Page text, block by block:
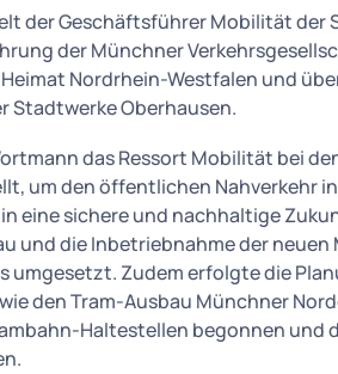
der Geschäftsführer Mobilität der
der Münchner
Nordrhein-Westfalen und
Stadtwerke Oberhausen.
das Ressort Mobilität bei
um den öffentlichen Nahverkehr
eine sichere und nachhaltige
und die Inbetriebnahme der neuen
umgesetzt. Zudem erfolgte die
den Tram-Ausbau Münchner
Haltestellen begonnen und